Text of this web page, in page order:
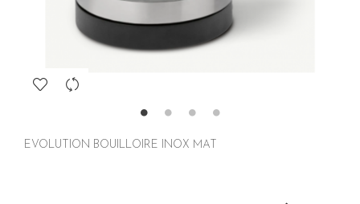
EVOLUTION BOUILLOIRE INOX MAT